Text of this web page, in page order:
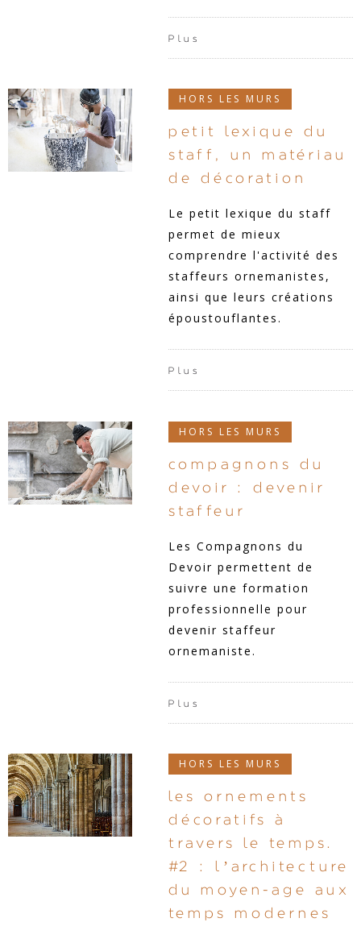
Plus
HORS LES MURS
petit lexique du
staff, un matériau
de décoration
Le petit lexique du staff
permet de mieux
comprendre l'activité des
staffeurs ornemanistes,
ainsi que leurs créations
époustouflantes.
Plus
HORS LES MURS
compagnons du
devoir : devenir
staffeur
Les Compagnons du
Devoir permettent de
suivre une formation
professionnelle pour
devenir staffeur
ornemaniste.
Plus
HORS LES MURS
les ornements
décoratifs à
travers le temps.
#2 : l’architecture
du moyen-age aux
temps modernes